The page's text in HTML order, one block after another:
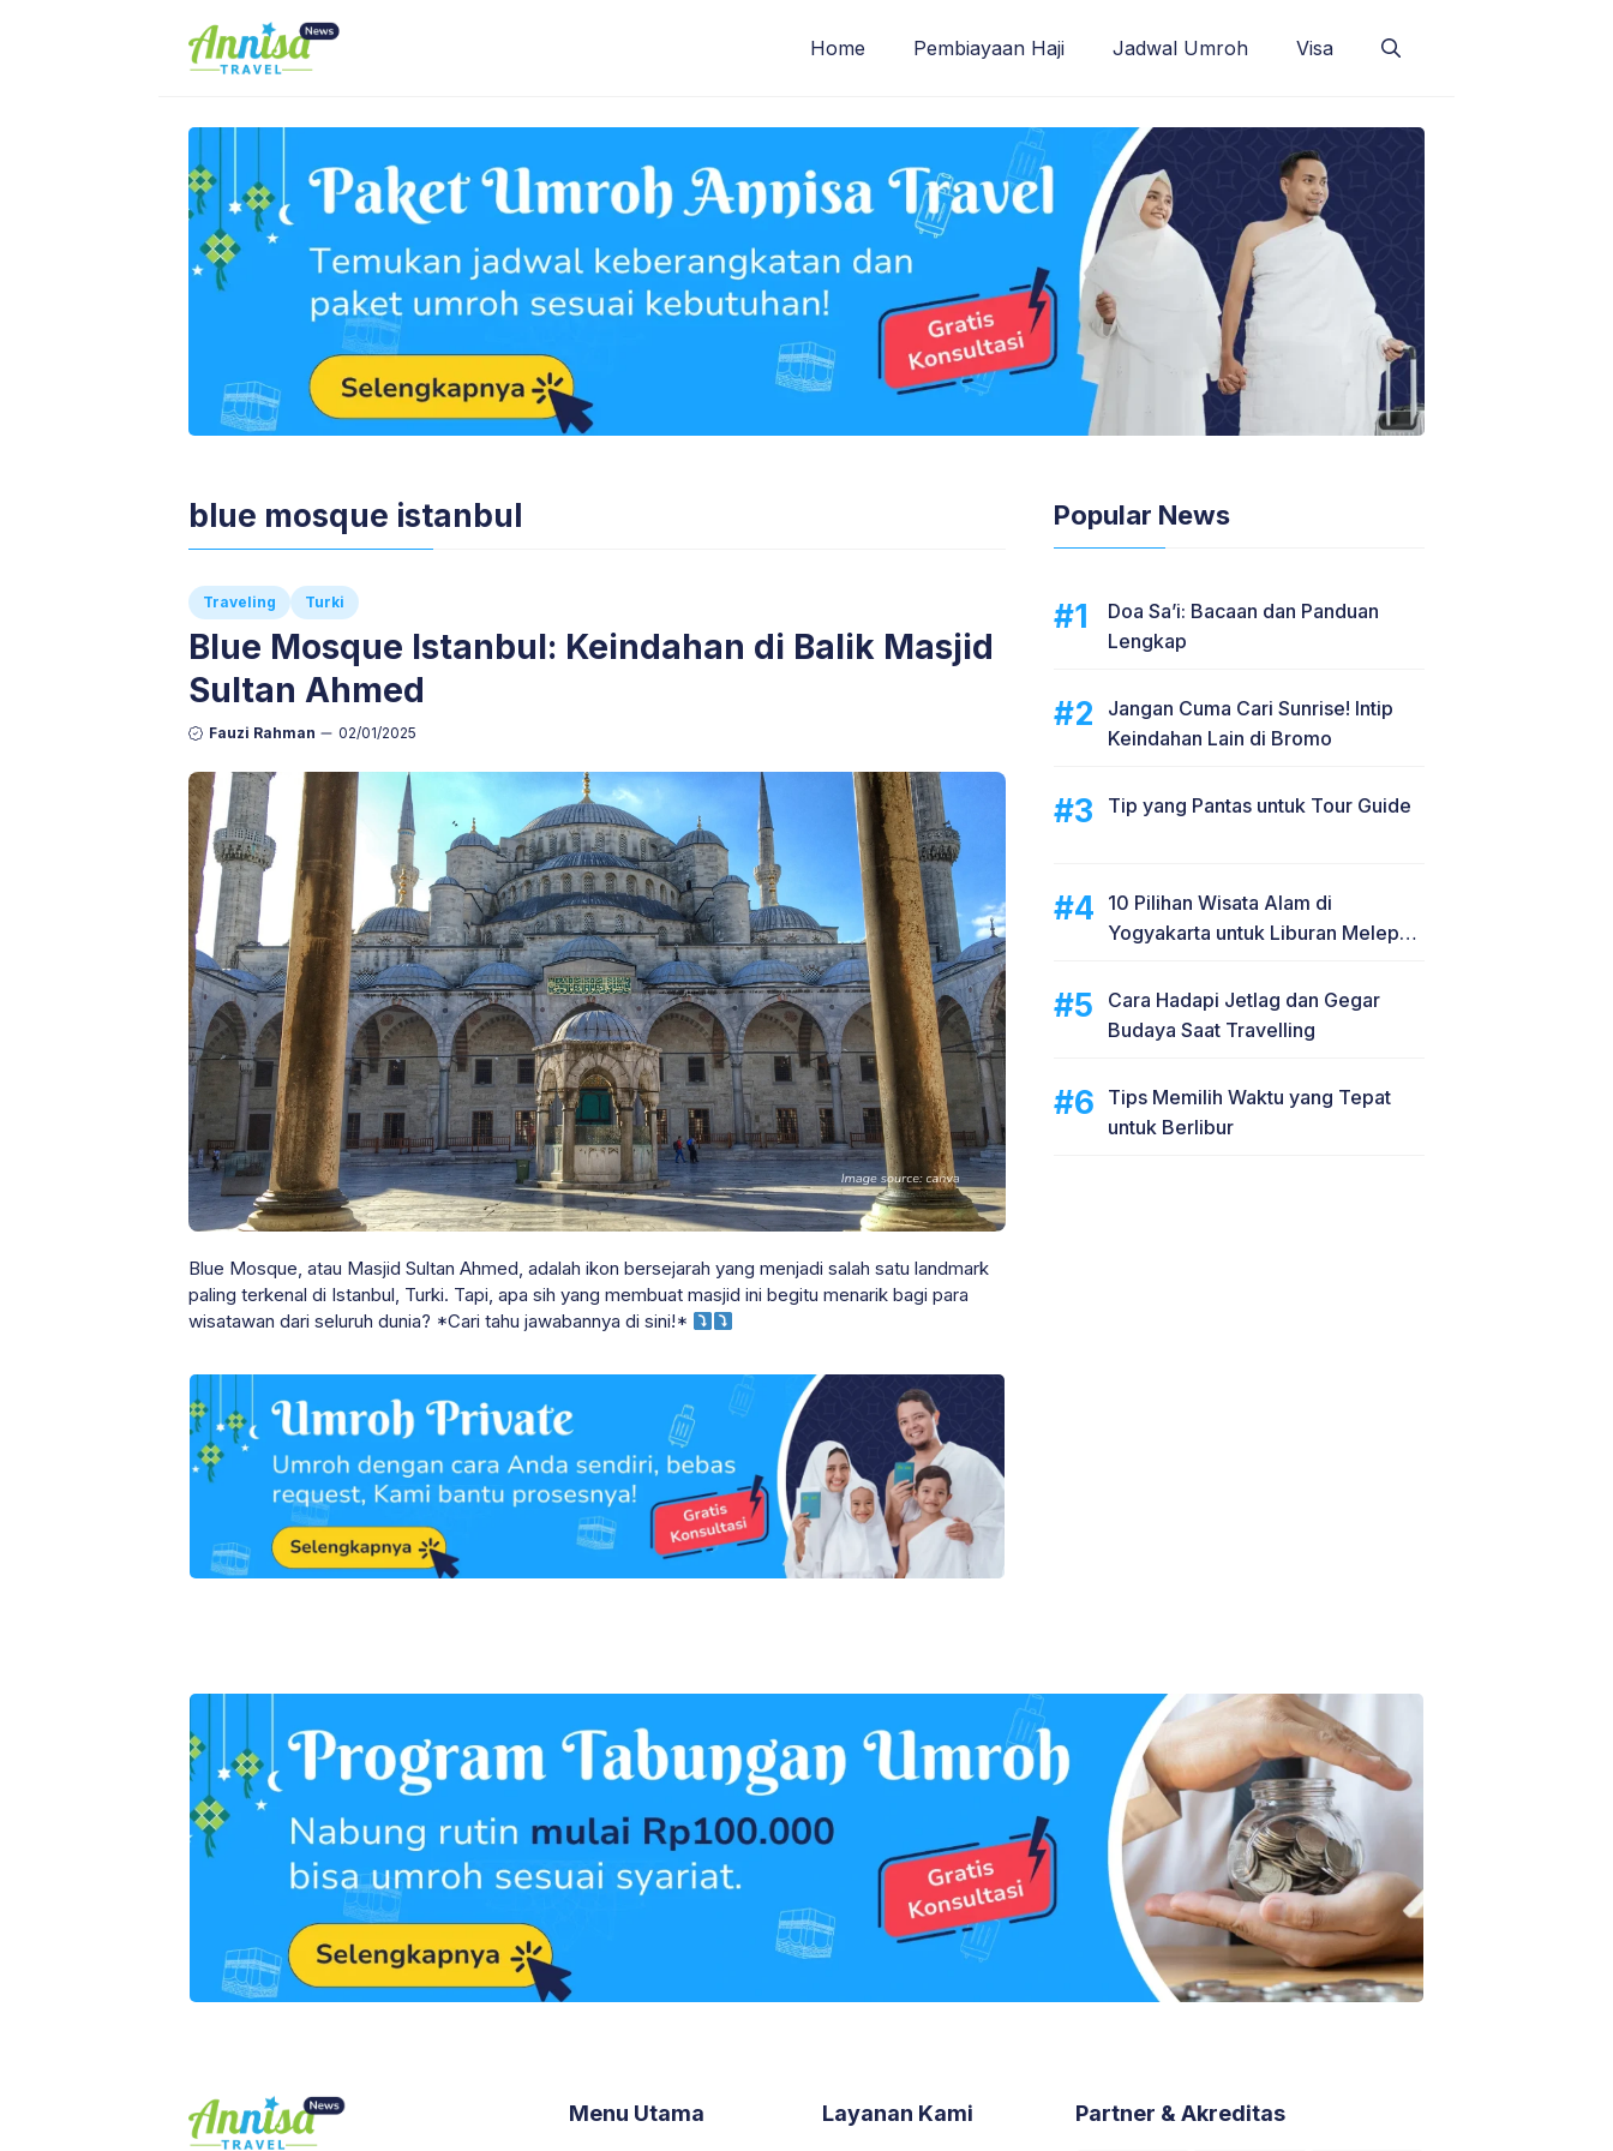
Home Pembiayaan Haji Jadwal Umroh Visa
blue mosque istanbul
Traveling Turki
Blue Mosque Istanbul: Keindahan di Balik Masjid
Sultan Ahmed
Fauzi Rahman 02/01/2025
Blue Mosque, atau Masjid Sultan Ahmed, adalah ikon bersejarah yang menjadi salah satu landmark
paling terkenal di Istanbul, Turki. Tapi, apa sih yang membuat masjid ini begitu menarik bagi para
wisatawan dari seluruh dunia? *Cari tahu jawabannya di sini!*
Popular News
Doa Sa’i: Bacaan dan Panduan
Lengkap
Jangan Cuma Cari Sunrise! Intip
Keindahan Lain di Bromo
Tip yang Pantas untuk Tour Guide
10 Pilihan Wisata Alam di
Yogyakarta untuk Liburan Melepas
Cara Hadapi Jetlag dan Gegar
Budaya Saat Travelling
Tips Memilih Waktu yang Tepat
untuk Berlibur
Menu Utama Layanan Kami Partner & Akreditas